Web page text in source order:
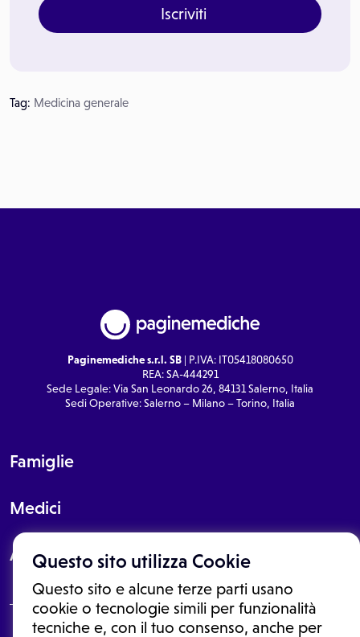
Questo sito utilizza Cookie
Questo sito e alcune terze parti usano
cookie o tecnologie simili per funzionalità
tecniche e, con il tuo consenso, anche per
Iscriviti
Tag: Medicina generale
Paginemediche s.r.l. SB| P.IVA: IT05418080650
REA: SA-444291
Sede Legale: Via San Leonardo 26, 84131 Salerno, Italia
Sedi Operative: Salerno – Milano – Torino, Italia
Famiglie
Medici
About